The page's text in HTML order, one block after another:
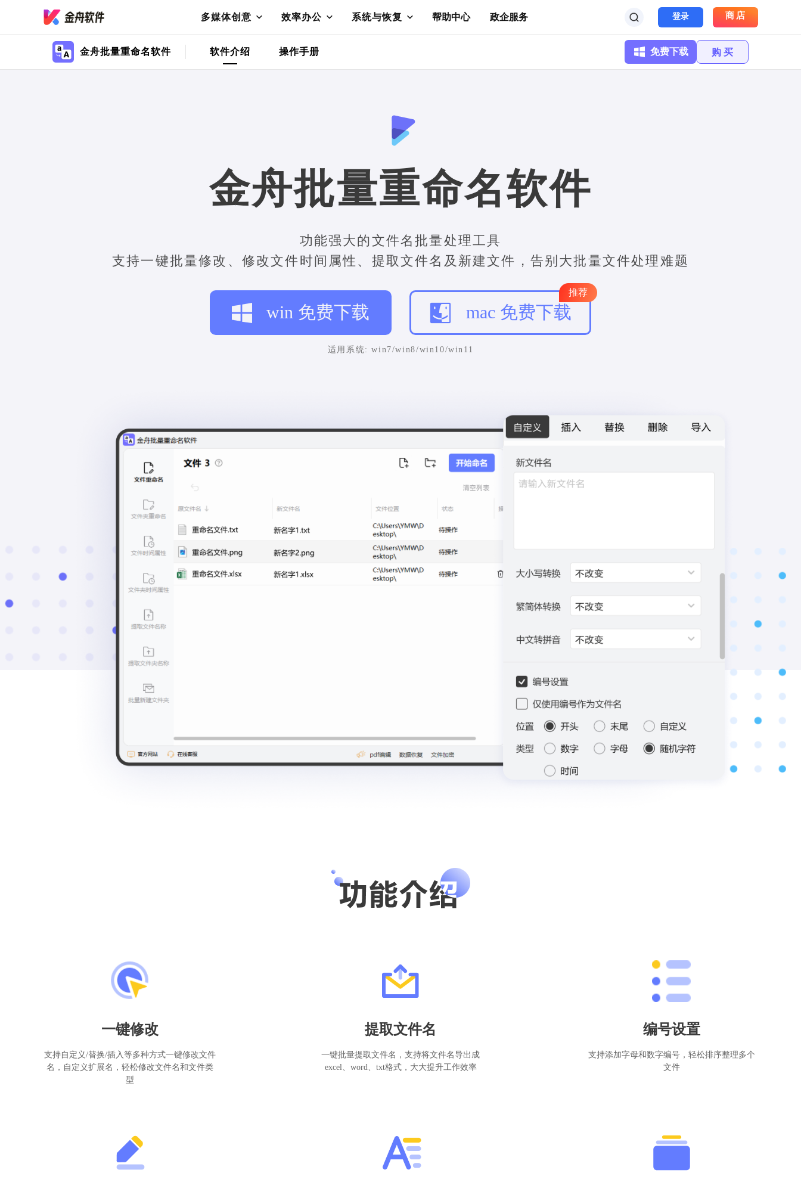
多媒体创意 效率办公 系统与恢复 帮助中心 政企服务 登录 商店
金舟批量重命名软件 软件介绍 操作手册 免费下载 购 买
金舟批量重命名软件
功能强大的文件名批量处理工具
支持一键批量修改、修改文件时间属性、提取文件名及新建文件，告别大批量文件处理难题
win 免费下载 mac 免费下载
推荐
适用系统: win7/win8/win10/win11
一键修改
支持自定义/替换/插入等多种方式一键修改文件
名，自定义扩展名，轻松修改文件名和文件类
型
提取文件名
一键批量提取文件名，支持将文件名导出成
excel、word、txt格式，大大提升工作效率
编号设置
支持添加字母和数字编号，轻松排序整理多个
文件